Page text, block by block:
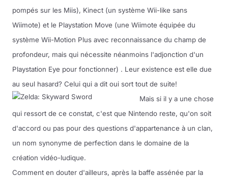
pompés sur les Miis), Kinect (un système Wii-like sans
Wiimote) et le Playstation Move (une Wiimote équipée du
système Wii-Motion Plus avec reconnaissance du champ de
profondeur, mais qui nécessite néanmoins l'adjonction d'un
Playstation Eye pour fonctionner) . Leur existence est elle due
au seul hasard? Celui qui a dit oui sort tout de suite!
Mais si il y a une chose
qui ressort de ce constat, c'est que Nintendo reste, qu'on soit
d'accord ou pas pour des questions d'appartenance à un clan,
un nom synonyme de perfection dans le domaine de la
création vidéo-ludique.
Comment en douter d'ailleurs, après la baffe assénée par la